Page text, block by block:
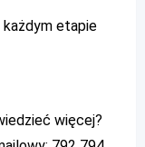
etapie
więcej?